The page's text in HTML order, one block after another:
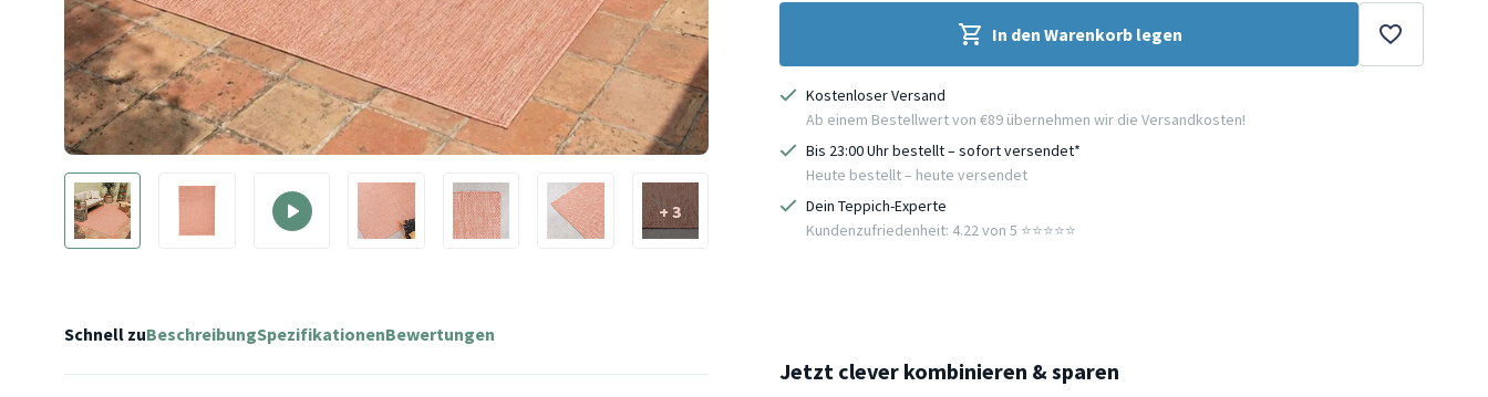
+ 3
In den Warenkorb legen
Kostenloser Versand
Ab einem Bestellwert von €89 übernehmen wir die Versandkosten!
Bis 23:00 Uhr bestellt – sofort versendet*
Heute bestellt – heute versendet
Dein Teppich-Experte
Kundenzufriedenheit: 4.22 von 5 ⭐️⭐️⭐️⭐️⭐️
Schnell zuBeschreibungSpezifikationenBewertungen
Jetzt clever kombinieren & sparen